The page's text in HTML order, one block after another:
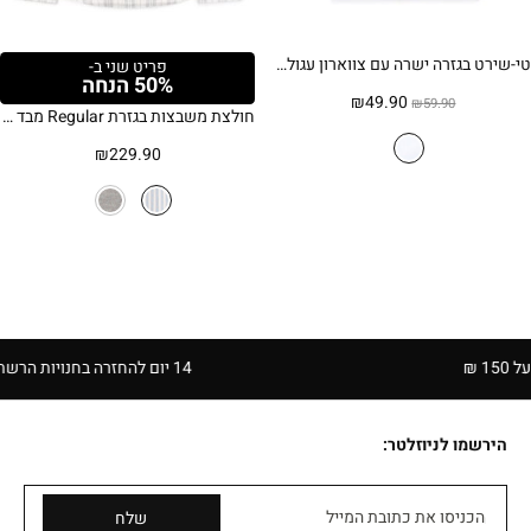
טי-שירט בגזרה ישרה עם צווארון עגול 100% כותנה – לבן
₪59.90
המחיר
היה:
₪49.90 המחיר
פריט שני ב-
50% הנחה
חולצת משבצות בגזרת Regular מבד סירסאקר
₪229.90
הירשמו לניוזלטר:
הכניסו את כתובת המייל שלח